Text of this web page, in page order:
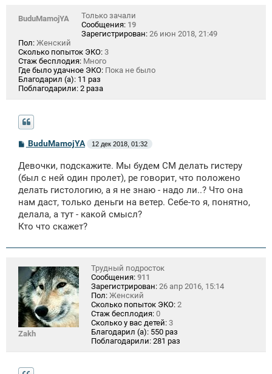
BuduMamojYA
Только зачали
Сообщения: 19
Зарегистрирован: 26 июн 2018, 21:49
Пол: Женский
Сколько попыток ЭКО: 3
Стаж бесплодия: Много
Где было удачное ЭКО: Пока не было
Благодарил (а): 11 раз
Поблагодарили: 2 раза
С
о
б
щ
н
и
BuduMamojYA 12 дек 2018, 01:32
Девочки, подскажите. Мы будем СМ делать гистеру
(был с ней один пролет), ре говорит, что положено
делать гистологию, а я не знаю - надо ли..? Что она
нам даст, только деньги на ветер. Себе-то я, понятно,
делала, а тут - какой смысл?
Кто что скажет?
Zakh
Трудный подросток
Сообщения: 911
Зарегистрирован: 26 апр 2016, 15:14
Пол: Женский
Сколько попыток ЭКО: 2
Стаж бесплодия: 0
Сколько у вас детей: 3
Благодарил (а): 550 раз
Поблагодарили: 281 раз